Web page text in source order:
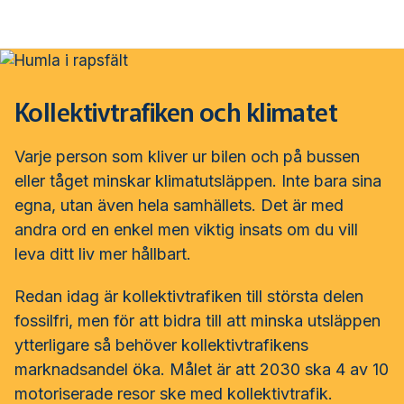
huvudinnehåll
Medlemmar & nätverk
Nätverk
Affärs­nätverket
Bussdepå­
Chefer
Tjänster och verktyg
Skolskjutsen.se
Studentkonceptet
Bli associerad medlem
Medlemszon
Fakta & statistik
Det här är kollektivtrafiken
Fakta om kollektivtrafiken
Järnväg
Miljö och klimat
Samhällsnytta
Kollektivtrafiken och klimatet
Varje person som kliver ur bilen och på bussen
eller tåget minskar klimatutsläppen. Inte bara sina
egna, utan även hela samhällets. Det är med
andra ord en enkel men viktig insats om du vill
leva ditt liv mer hållbart.
Redan idag är kollektivtrafiken till största delen
fossilfri, men för att bidra till att minska utsläppen
ytterligare så behöver kollektivtrafikens
marknadsandel öka. Målet är att 2030 ska 4 av 10
motoriserade resor ske med kollektivtrafik.